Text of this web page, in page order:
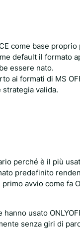
come base
default il formato
essere nato.
ai formati di MS
valida.
perché è il più
predefinito
avvio come fa
usato
senza giri di